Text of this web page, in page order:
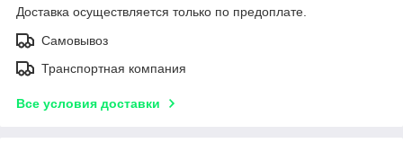
Доставка осуществляется только по предоплате.
Самовывоз
Транспортная компания
Все условия доставки